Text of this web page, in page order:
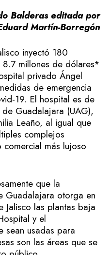
Balderas editada por
Martín-Borregón
inyectó 180
millones de dólares*
privado Ángel
de emergencia
19. El hospital es de
Guadalajara (UAG),
Leaño, al igual que
complejos
más lujoso
que la
Guadalajara otorga en
las plantas baja
y el
sean usadas para
son las áreas que se